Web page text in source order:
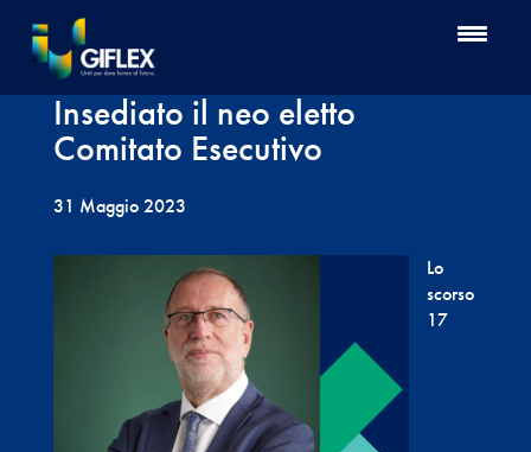
Insediato il neo eletto
Comitato Esecutivo
31 Maggio 2023
Lo
scorso
17